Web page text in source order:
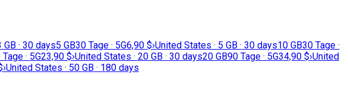
· 30 days5 GB30 Tage · 5G6,90 $›United States · 5 GB · 30 days10 GB30 Tage ·
· 5G23,90 $›United States · 20 GB · 30 days20 GB90 Tage · 5G34,90 $›United
›United States · 50 GB · 180 days